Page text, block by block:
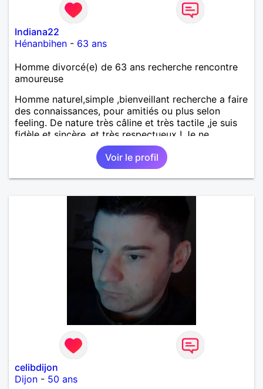
Indiana22
Hénanbihen - 63 ans
Homme divorcé(e) de 63 ans recherche rencontre
amoureuse
Homme naturel,simple ,bienveillant recherche a faire
des connaissances, pour amitiés ou plus selon
feeling. De nature très câline et très tactile ,je suis
fidèle et sincère.,et très respectueux ! Je ne
supporte pas le mensonge.Rien ne vaut une vraie
rencontre,pour échanger en toute simplicité,j'ai du
mal à prolonger des échanges virtuels Je suis plutôt
attiré par des femmes ayant la cinquantaine ,belles
naturellement ,sans fards ,ni excès A vous de jouer
Voir le profil
celibdijon
Dijon - 50 ans